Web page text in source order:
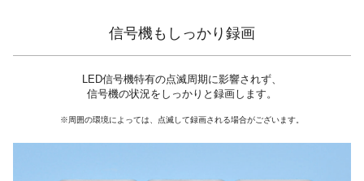
信号機もしっかり録画
LED信号機特有の点滅周期に影響されず、
信号機の状況をしっかりと録画します。
※周囲の環境によっては、点滅して録画される場合がございます。